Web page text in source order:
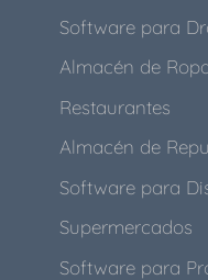
Software para
Almacén de
Restaurantes
Almacén de
Software para
Supermercados
Software para